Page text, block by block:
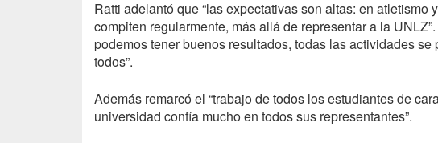
Ratti adelantó que “las expectativas son altas: en
compiten regularmente, más allá de representar a la
podemos tener buenos resultados, todas las actividades
todos”.
Además remarcó el “trabajo de todos los estudiantes de
universidad confía mucho en todos sus representantes”.